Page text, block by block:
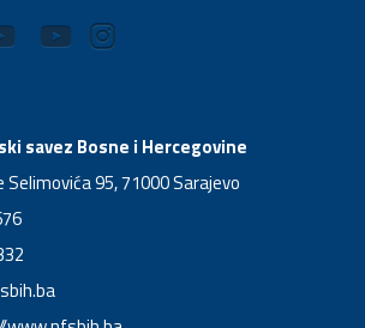
savez Bosne i Hercegovine
95, 71000 Sarajevo